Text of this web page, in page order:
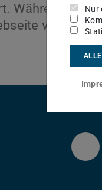
von etwa
Nur